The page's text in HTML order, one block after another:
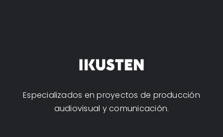
Especializados en proyectos de producción
audiovisual y comunicación.